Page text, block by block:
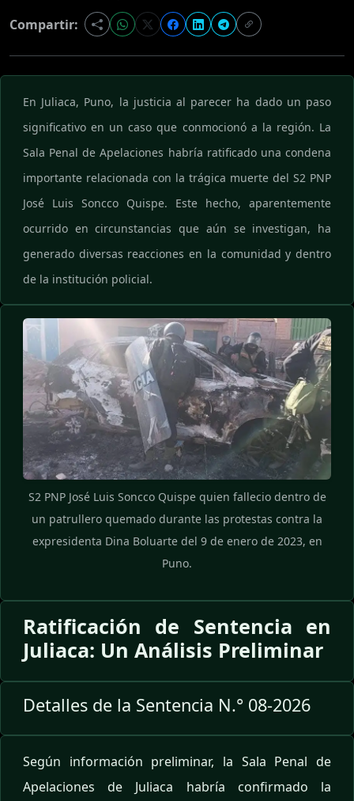
Compartir:
En Juliaca, Puno, la justicia al parecer ha dado un paso
significativo en un caso que conmocionó a la región. La
Sala Penal de Apelaciones habría ratificado una condena
importante relacionada con la trágica muerte del S2 PNP
José Luis Soncco Quispe. Este hecho, aparentemente
ocurrido en circunstancias que aún se investigan, ha
generado diversas reacciones en la comunidad y dentro
de la institución policial.
S2 PNP José Luis Soncco Quispe quien fallecio dentro de
un patrullero quemado durante las protestas contra la
expresidenta Dina Boluarte del 9 de enero de 2023, en
Puno.
Ratificación de Sentencia en
Juliaca: Un Análisis Preliminar
Detalles de la Sentencia N.° 08-2026
Según información preliminar, la Sala Penal de
Apelaciones de Juliaca habría confirmado la